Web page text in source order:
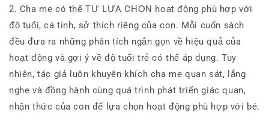
chuẩn
bị
cho
trẻ
tập
đọc
chuẩn
bị
cho
trẻ
tập
đọc
2. Cha mẹ có thể TỰ LỰA CHỌN hoạt động phù hợp với
độ tuổi, cá tính, sở thích riêng của con. Mỗi cuốn sách
đều đưa ra những phân tích ngắn gọn về hiệu quả của
hoạt động và gợi ý về độ tuổi trẻ có thể áp dụng. Tuy
nhiên, tác giả luôn khuyên khích cha mẹ quan sát, lắng
nghe và đồng hành cùng quá trình phát triển giác quan,
nhận thức của con để lựa chọn hoạt động phù hợp với bé.